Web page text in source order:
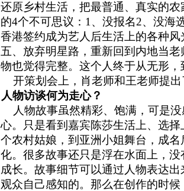
还原乡村生活，把最普通、真实的
的4个不可思议： 1 、没报名2、没海
香港签约成为艺人后生活上的各种风
五、放弃明星路，重新回到内地当
物也觉得完整。这个人终于从无形
开策划会上，肖老师和王老师提出
人物访谈何为走心？
人物故事虽然精彩、饱满，可是
心。只是看到嘉宾陈莎生活上、选
个农村姑娘，到亚洲小姐舞台，成
化。很多故事还只是浮在水面上，
成长。故事细节可以通过人物表达
观众自己感知的。那么在创作的时